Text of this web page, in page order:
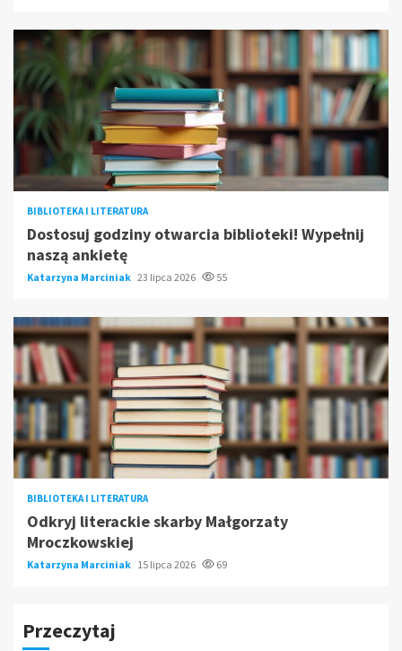
BIBLIOTEKA I LITERATURA
Dostosuj godziny otwarcia biblioteki! Wypełnij
naszą ankietę
Katarzyna Marciniak 23 lipca 2026 55
BIBLIOTEKA I LITERATURA
Odkryj literackie skarby Małgorzaty
Mroczkowskiej
Katarzyna Marciniak 15 lipca 2026 69
Przeczytaj